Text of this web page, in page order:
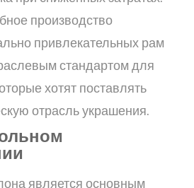
производство
привлекательных рам
стандартом для
хотят поставлять
отрасль украшения.
является основным